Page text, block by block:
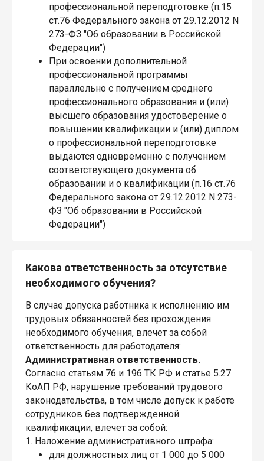
профессиональной переподготовке (п.15
ст.76 Федерального закона от 29.12.2012 N
273-ФЗ "Об образовании в Российской
Федерации")
При освоении дополнительной
профессиональной программы
параллельно с получением среднего
профессионального образования и (или)
высшего образования удостоверение о
повышении квалификации и (или) диплом
о профессиональной переподготовке
выдаются одновременно с получением
соответствующего документа об
образовании и о квалификации (п.16 ст.76
Федерального закона от 29.12.2012 N 273-
ФЗ "Об образовании в Российской
Федерации")
Какова ответственность за отсутствие
необходимого обучения?
В случае допуска работника к исполнению им
трудовых обязанностей без прохождения
необходимого обучения, влечет за собой
ответственность для работодателя:
Административная ответственность.
Согласно статьям 76 и 196 ТК РФ и статье 5.27
КоАП РФ, нарушение требований трудового
законодательства, в том числе допуск к работе
сотрудников без подтвержденной
квалификации, влечет за собой:
1. Наложение административного штрафа:
для должностных лиц от 1 000 до 5 000